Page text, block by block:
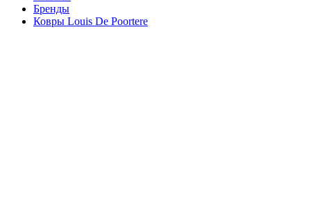
Бренды
Ковры Louis De Poortere